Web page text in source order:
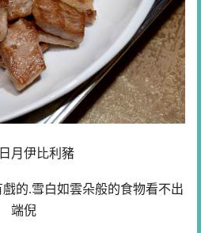
月伊比利豬
的.雪白如雲朵般的食物看不出
端倪